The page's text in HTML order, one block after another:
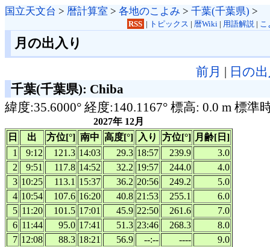
国立天文台 > 暦計算室 > 各地のこよみ > 千葉(千葉県) >
RSS | トピックス | 暦Wiki| 用語解説| こ
月の出入り
前月 日の
千葉(千葉県): Chiba
緯度:35.6000° 経度:140.1167° 標高: 0.0 m 標準
2027年 12月
日
出 方位[°] 南中 高度[°] 入り 方位[°] 月齢[日]
1
9:12 121.3 14:03 29.3 18:57 239.9
3.0
2
9:51 117.8 14:52 32.2 19:57 244.0
4.0
3 10:25 113.1 15:37 36.2 20:56 249.2
5.0
4 10:54 107.6 16:20 40.8 21:53 255.1
6.0
5 11:20 101.5 17:01 45.9 22:50 261.6
7.0
6 11:44 95.0 17:41 51.3 23:46 268.3
8.0
7 12:08 88.3 18:21 56.9 --:-- ----
9.0